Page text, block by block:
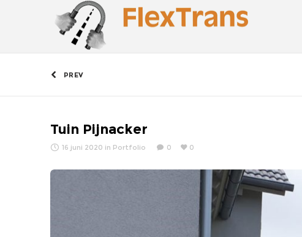
PREV
Tuin Pijnacker
16 juni 2020 in Portfolio 0 0